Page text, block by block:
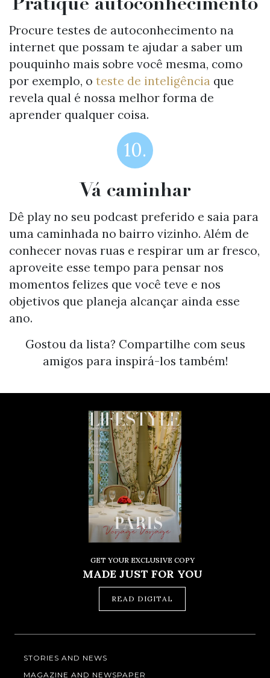
Pratique autoconhecimento
Procure testes de autoconhecimento na
internet que possam te ajudar a saber um
pouquinho mais sobre você mesma, como
por exemplo, o teste de inteligência que
revela qual é nossa melhor forma de
aprender qualquer coisa.
10.
Vá caminhar
Dê play no seu podcast preferido e saia para
uma caminhada no bairro vizinho. Além de
conhecer novas ruas e respirar um ar fresco,
aproveite esse tempo para pensar nos
momentos felizes que você teve e nos
objetivos que planeja alcançar ainda esse
ano.
Gostou da lista? Compartilhe com seus
amigos para inspirá-los também!
GET YOUR EXCLUSIVE COPY
MADE JUST FOR YOU
READ DIGITAL
STORIES AND NEWS
MAGAZINE AND NEWSPAPER